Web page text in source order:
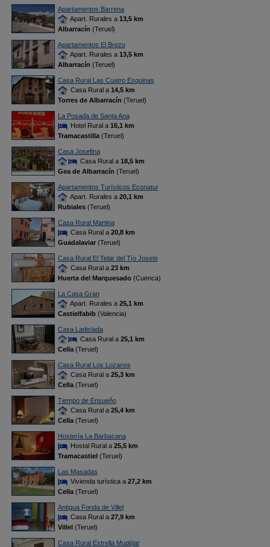
Apartamentos Barrena
Apart. Rurales a 13,5 km
Albarracín (Teruel)
Apartamentos El Brezo
Apart. Rurales a 13,5 km
Albarracín (Teruel)
Casa Rural Las Cuatro Esquinas
Casa Rural a 14,5 km
Torres de Albarracín (Teruel)
La Posada de Santa Ana
Hotel Rural a 16,1 km
Tramacastilla(Teruel)
Casa Josefina
Casa Rural a 18,5 km
Gea de Albarracín (Teruel)
Apartamentos Turísticos Econatur
Apart. Rurales a 20,1 km
Rubiales(Teruel)
Casa Rural Martina
Casa Rural a 20,8 km
Guadalaviar(Teruel)
Casa Rural El Telar del Tío Josete
Casa Rural a 23 km
Huerta del Marquesado(Cuenca)
La Casa Gran
Apart. Rurales a 25,1 km
Castielfabib(Valencia)
Casa Ladislada
Casa Rural a 25,1 km
Cella(Teruel)
Casa Rural Los Lozanos
Casa Rural a 25,3 km
Cella(Teruel)
Tiempo de Ensueño
Casa Rural a 25,4 km
Cella(Teruel)
Hostería La Barbacana
Hostal Rural a 25,5 km
Tramacastiel(Teruel)
Las Masadas
Vivienda turística a 27,2 km
Cella(Teruel)
Antigua Fonda de Villel
Casa Rural a 27,9 km
Villel(Teruel)
Casa Rural Estrella Mudéjar